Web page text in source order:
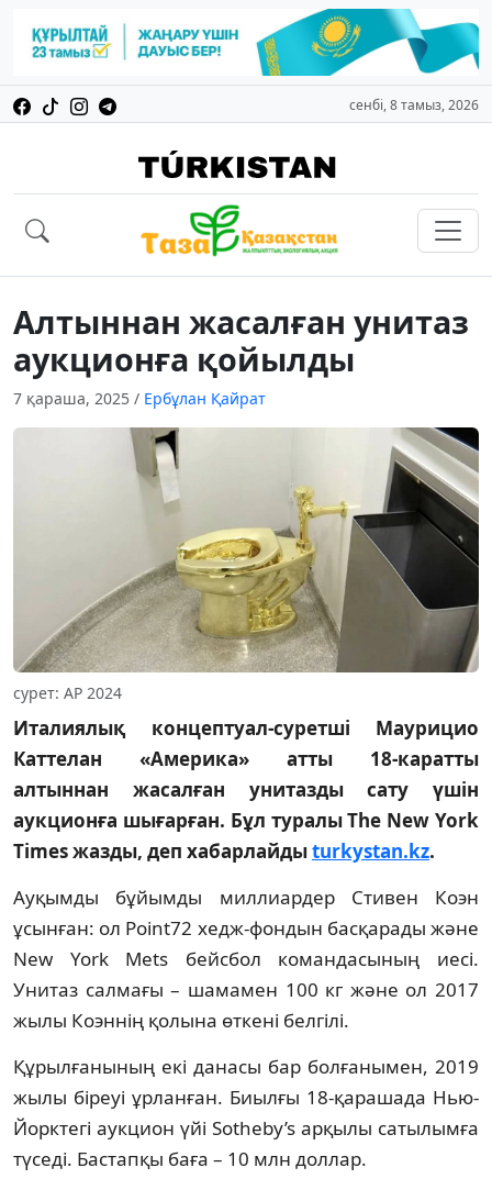
сенбі, 8 тамыз, 2026
Алтыннан жасалған унитаз
аукционға қойылды
7 қараша, 2025 / Ербұлан Қайрат
сурет: AP 2024
Италиялық концептуал-суретші Маурицио
Каттелан «Америка» атты 18-каратты
алтыннан жасалған унитазды сату үшін
аукционға шығарған. Бұл туралы The New York
Times жазды, деп хабарлайдыturkystan.kz.
Ауқымды бұйымды миллиардер Стивен Коэн
ұсынған: ол Point72 хедж-фондын басқарады және
New York Mets бейсбол командасының иесі.
Унитаз салмағы – шамамен 100 кг және ол 2017
жылы Коэннің қолына өткені белгілі.
Құрылғанының екі данасы бар болғанымен, 2019
жылы біреуі ұрланған. Биылғы 18-қарашада Нью-
Йорктегі аукцион үйі Sotheby’s арқылы сатылымға
түседі. Бастапқы баға – 10 млн доллар.